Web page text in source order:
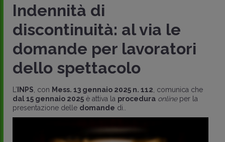
Indennità di
discontinuità: al via le
domande per lavoratori
dello spettacolo
L’ INPS , con Mess. 13 gennaio 2025 n. 112 , comunica che
dal 15 gennaio 2025 è attiva la procedura onlineper la
presentazione delle domande di..